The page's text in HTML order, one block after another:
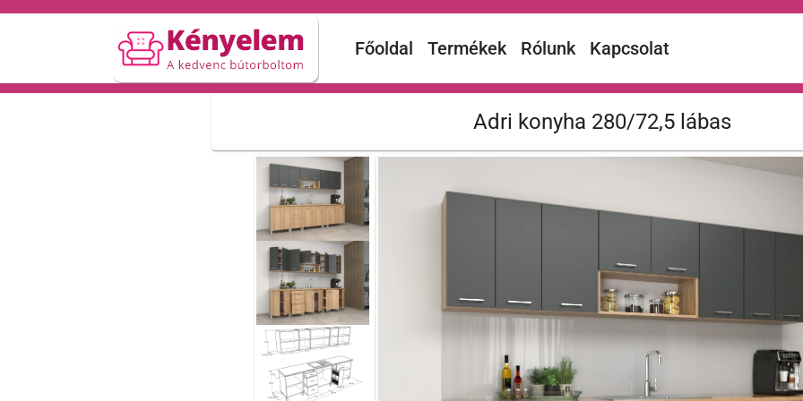
Főoldal Termékek Rólunk Kapcsolat
Adri konyha 280/72,5 lábas